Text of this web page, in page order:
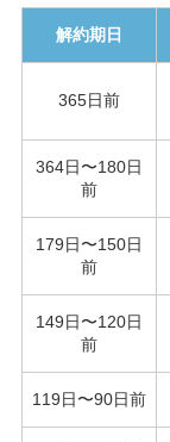
解約期日
365日前
364日〜180日
前
179日〜150日
前
149日〜120日
前
119日〜90日前